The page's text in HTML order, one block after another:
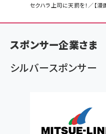
く
ず
セクハラ上司に天罰を！／【
スポンサー企業さま
シルバースポンサー